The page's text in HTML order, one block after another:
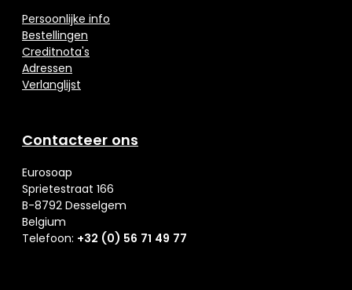
Persoonlijke info
Bestellingen
Creditnota's
Adressen
Verlanglijst
Contacteer ons
Eurosoap
Sprietestraat 166
B-8792 Desselgem
Belgium
Telefoon: +32 (0) 56 71 49 77